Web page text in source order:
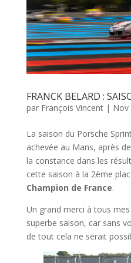
FRANCK BELARD :
par François Vincent| Nov
La saison du Porsche
achevée au Mans, après
la constance dans les
cette saison à la 2ème
Champion de France.
Un grand merci à tous
superbe saison, car sans
de tout cela ne serait